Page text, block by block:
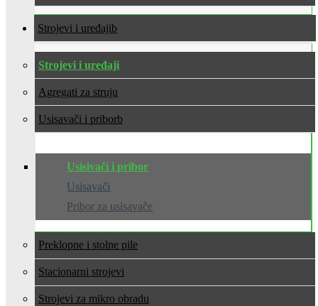
Strojevi i uređaji
Strojevi i uređaji
Agregati za struju
Usisavači i pribor
Usisivači i pribor
Usisavači
Pribor za usisavače
Preklopne i stolne pile
Stacionarni strojevi
Strojevi za mikro obradu